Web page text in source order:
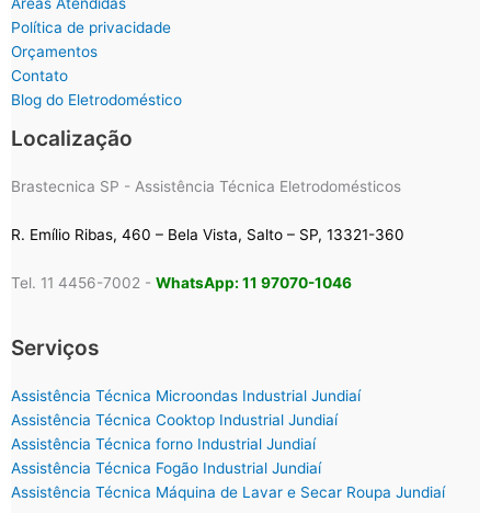
Política de privacidade
Orçamentos
Contato
Blog do Eletrodoméstico
Localização
Brastecnica SP - Assistência Técnica Eletrodomésticos
R. Emílio Ribas, 460 – Bela Vista, Salto – SP, 13321-360
Tel. 11 4456-7002 - WhatsApp: 11 97070-1046
Serviços
Assistência Técnica Microondas Industrial Jundiaí
Assistência Técnica Cooktop Industrial Jundiaí
Assistência Técnica forno Industrial Jundiaí
Assistência Técnica Fogão Industrial Jundiaí
Assistência Técnica Máquina de Lavar e Secar Roupa Jundiaí